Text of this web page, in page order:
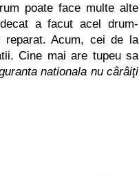
poate face multe alte
a facut acel drum-
Acum, cei de la
Cine mai are tupeu sa
nationala nu cârâiţi